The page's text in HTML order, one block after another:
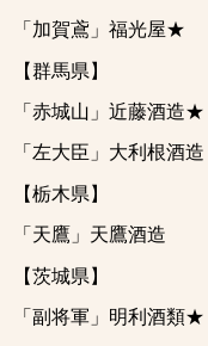
「加賀鳶」福光屋★
【群馬県】
「赤城山」近藤酒造★
「左大臣」大利根酒造
【栃木県】
「天鷹」天鷹酒造
【茨城県】
「副将軍」明利酒類★